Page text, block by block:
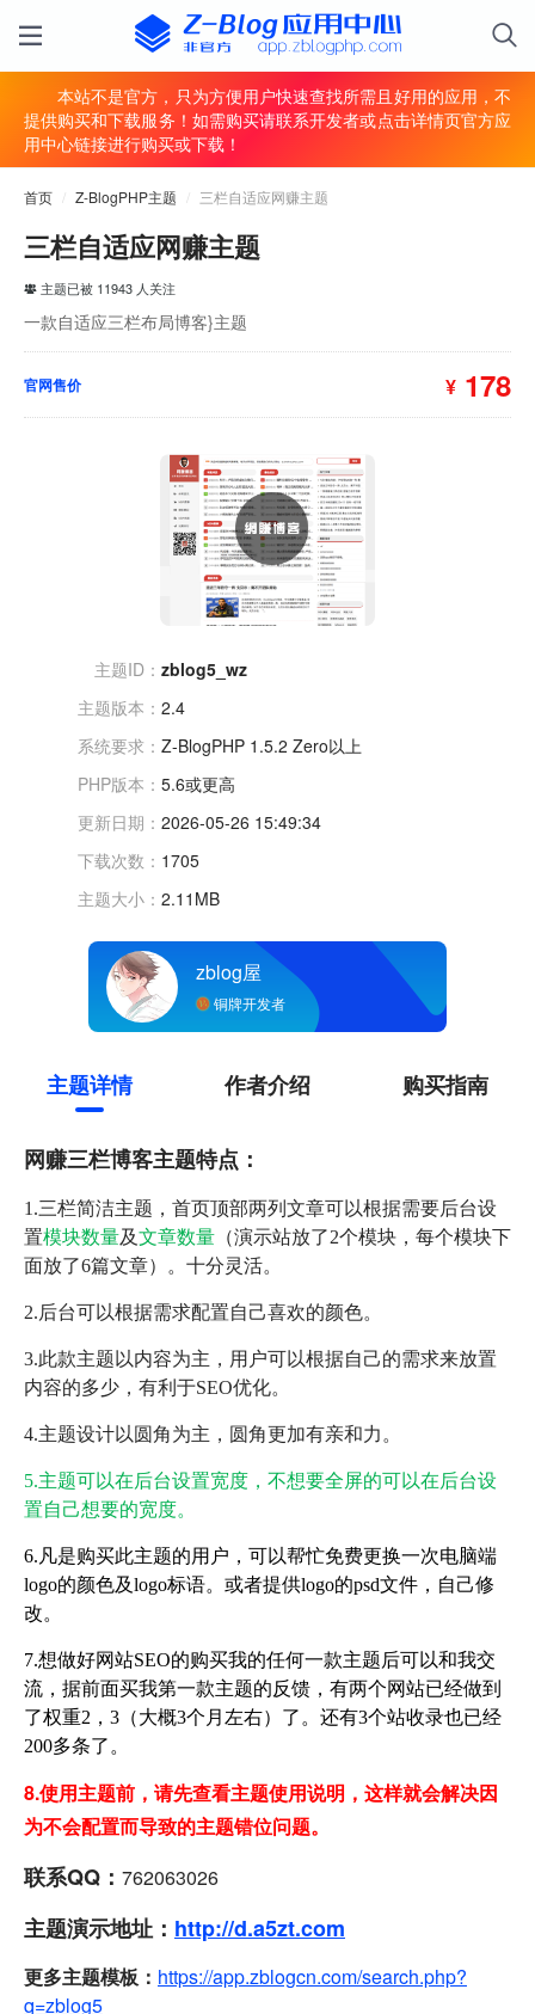
本站不是官方，只为方便用户快速查找所需且好用的应用，不
提供购买和下载服务！如需购买请联系开发者或点击详情页官方应
用中心链接进行购买或下载！
首页 Z-BlogPHP主题 三栏自适应网赚主题
三栏自适应网赚主题
主题已被 11943 人关注
一款自适应三栏布局博客}主题
¥ 178
官网售价
主题ID： zblog5_wz
主题版本： 2.4
系统要求： Z-BlogPHP 1.5.2 Zero以上
PHP版本： 5.6或更高
更新日期： 2026-05-26 15:49:34
下载次数： 1705
主题大小： 2.11MB
zblog屋
铜牌开发者
主题详情 作者介绍 购买指南
网赚三栏博客主题特点：
1.三栏简洁主题，首页顶部两列文章可以根据需要后台设
置模块数量及文章数量 （演示站放了2个模块，每个模块下
面放了6篇文章）。十分灵活。
2.后台可以根据需求配置自己喜欢的颜色。
3.此款主题以内容为主，用户可以根据自己的需求来放置
内容的多少，有利于SEO优化。
4.主题设计以圆角为主，圆角更加有亲和力。
5.主题可以在后台设置宽度，不想要全屏的可以在后台设
置自己想要的宽度。
6.凡是购买此主题的用户，可以帮忙免费更换一次电脑端
logo的颜色及logo标语。或者提供logo的psd文件，自己修
改。
7.想做好网站SEO的购买我的任何一款主题后可以和我交
流，据前面买我第一款主题的反馈，有两个网站已经做到
了权重2，3（大概3个月左右）了。还有3个站收录也已经
200多条了。
8.使用主题前，请先查看主题使用说明，这样就会解决因
为不会配置而导致的主题错位问题。
联系QQ： 762063026
主题演示地址： http://d.a5zt.com
更多主题模板： https://app.zblogcn.com/search.php?
q=zblog5